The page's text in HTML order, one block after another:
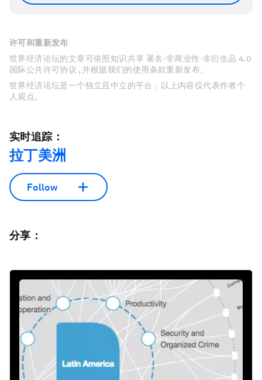
许可和重新发布
世界经济论坛的文章可依照知识共享 署名-非商业性-非衍生品 4.0
国际公共许可协议 , 并根据我们的使用条款重新发布。
世界经济论坛是一个独立且中立的平台，以上内容仅代表作者个
人观点。
实时追踪：
拉丁美洲
Follow
分享：